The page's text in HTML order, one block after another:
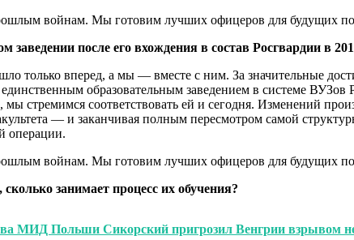
после его вхождения в состав Росгвардии в
только вперед, а мы — вместе с ним. За значительные
образовательным заведением в системе
мы стремимся соответствовать ей и сегодня. Изменений
— и заканчивая полным пересмотром самой
операции.
занимает процесс их обучения?
МИД Польши Сикорский пригрозил Венгрии взрывом